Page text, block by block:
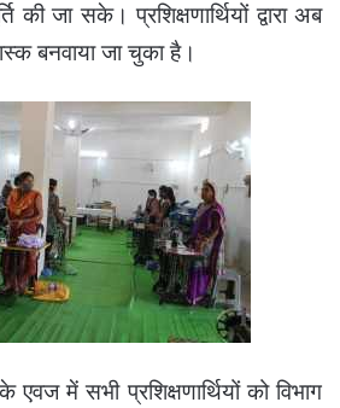
की जा सके। प्रशिक्षणार्थियों द्वारा अब
बनवाया जा चुका है।
में सभी प्रशिक्षणार्थियों को विभाग